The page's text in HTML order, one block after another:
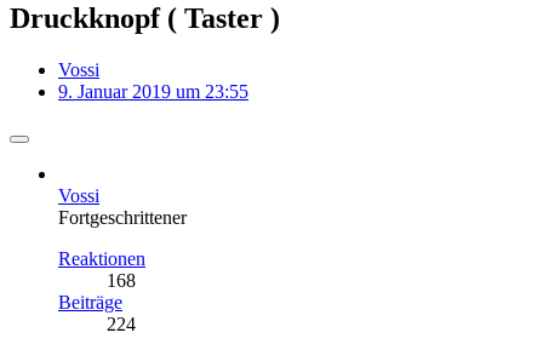
Druckknopf ( Taster )
Vossi
9. Januar 2019 um 23:55
Vossi
Fortgeschrittener
Reaktionen
168
Beiträge
224